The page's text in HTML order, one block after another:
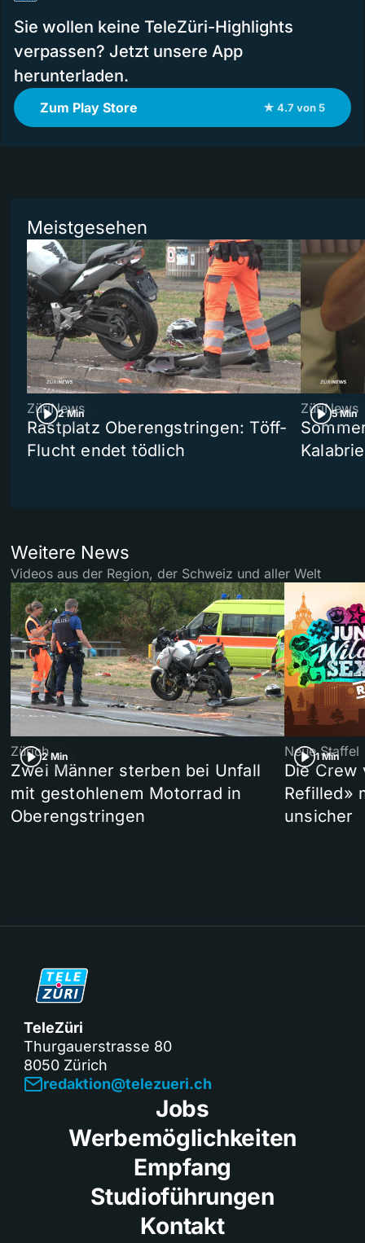
Sie wollen keine TeleZüri-Highlights
verpassen? Jetzt unsere App
herunterladen.
Zum Play Store ★ 4.7 von 5
Meistgesehen
2 Min
ZüriNews
Rastplatz Oberengstringen: Töff-
Flucht endet tödlich
5 Min
ZüriNews
Weitere News
Videos aus der Region, der Schweiz und aller Welt
2 Min
Zürich
Zwei Männer sterben bei Unfall
mit gestohlenem Motorrad in
Oberengstringen
1 Min
Neue Staffel
Die Crew
Refilled»
unsicher
TeleZüri
Thurgauerstrasse 80
8050 Zürich
redaktion@telezueri.ch
Jobs
Werbemöglichkeiten
Empfang
Studioführungen
Kontakt